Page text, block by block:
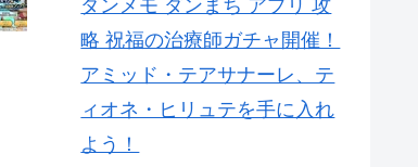
ダンメモ ダンまち アプリ 攻
略 祝福の治療師ガチャ開催！
アミッド・テアサナーレ、テ
ィオネ・ヒリュテを手に入れ
よう！